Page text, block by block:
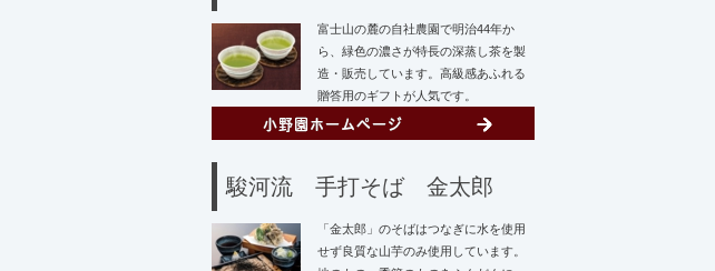
富士山の麓の自社農園で明治44年か
ら、緑色の濃さが特長の深蒸し茶を製
造・販売しています。高級感あふれる
贈答用のギフトが人気です。
駿河流 手打そば 金太郎
「金太郎」のそばはつなぎに水を使用
せず良質な山芋のみ使用しています。